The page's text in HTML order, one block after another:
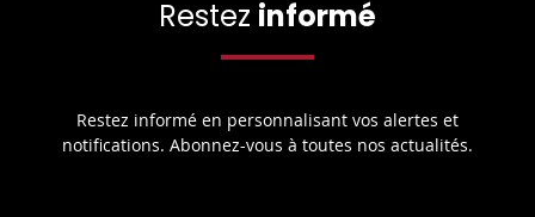
Restez informé
Restez informé en personnalisant vos alertes et
notifications. Abonnez-vous à toutes nos actualités.